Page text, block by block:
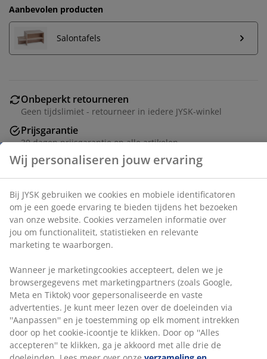
Aanbevolen producten
Salontafels
Onbeperkt retourneren
Geen tijdslimiet - retourneer in iedere JYSK-winkel
Prijsgarantie
30 dagen prijsgarantie op alle artikelen
Flexibele bezorgopties
3-zitsbank van stof. Zitkussen met pocketveren en
schuimvulling. Rugkussen van schuim. Met
opbergruimte. Kan worden gespiegeld. Poten van
massief hout. Afm. bed 145x195 cm. B244 x H92 x
D88/158 cm
Artikelnummer: 3640425
Montage-instructies
Wij personaliseren jouw ervaring
Bij JYSK gebruiken we cookies en mobiele
verzamelen informatie over jou om functionaliteit,
statistieken en relevante marketing te waarborgen.
Wanneer je marketingcookies accepteert, delen we je
browsergegevens met marketingpartners (zoals
vaste advertenties. Je kunt meer lezen over de
doeleinden via ''Aanpassen'' en je toestemming op elk
moment intrekken door op het cookie-icoontje te
klikken. Door op ''Alles accepteren'' te klikken, ga je
akkoord met alle drie de doeleinden. Lees meer over
onzeverzameling en verwerking van
persoonsgegevensen onscookiebeleid.